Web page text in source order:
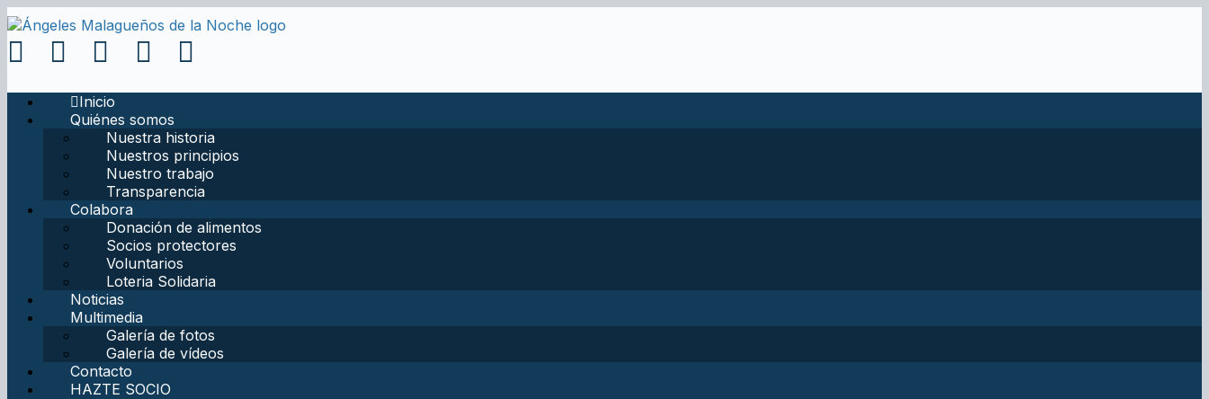
Inicio
Quiénes somos
Nuestra historia
Nuestros principios
Nuestro trabajo
Transparencia
Colabora
Donación de alimentos
Socios protectores
Voluntarios
Loteria Solidaria
Noticias
Multimedia
Galería de fotos
Galería de vídeos
Contacto
HAZTE SOCIO